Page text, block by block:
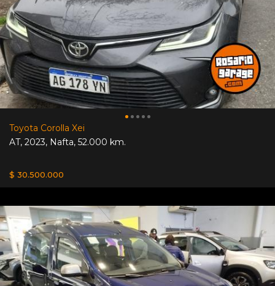
Toyota Corolla Xei
AT, 2023, Nafta, 52.000 km.
$ 30.500.000